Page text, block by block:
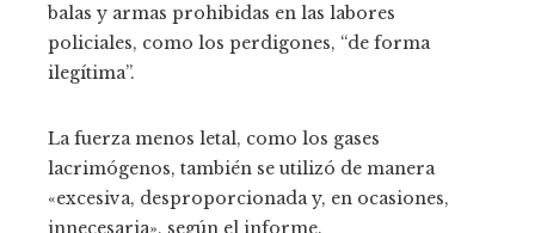
balas y armas prohibidas en las labores
policiales, como los perdigones, “de forma
ilegítima”.
La fuerza menos letal, como los gases
lacrimógenos, también se utilizó de manera
«excesiva, desproporcionada y, en ocasiones,
innecesaria», según el informe.